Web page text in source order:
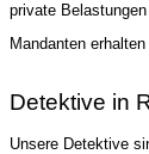
private
Mandanten
Detektive in
Unsere Detektive